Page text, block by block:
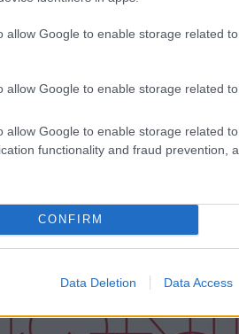
allow Google to enable storage related
allow Google to enable storage related
allow Google to enable storage related
functionality and fraud prevention,
CONFIRM
Data Deletion Data Access
κεφάλαιο αυτού, πριν